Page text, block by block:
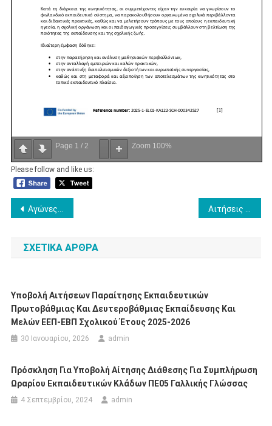
Page 1 / 2 Zoom 100%
Please follow and like us:
Πλοήγηση
άρθρων
Αγώνες ΑθλοΠΑΙΔΕΙΑΣ Ποδοσφαίρου Δημοτικών Σχολείων Εορδαίας 2025-2026 Αιτήσεις για αμοιβαία μετάθεση από σχολείο σε σχολείο περιοχής μετάθεσης ΠΕ Κοζάνης
ΣΧΕΤΙΚΆ ΆΡΘΡΑ
Υποβολή Αιτήσεων Παραίτησης Εκπαιδευτικών
Πρωτοβάθμιας Και Δευτεροβάθμιας Εκπαίδευσης Και
Μελών ΕΕΠ-ΕΒΠ Σχολικού Έτους 2025-2026
30 Ιανουαρίου, 2026 admin
Πρόσκληση Για Υποβολή Αίτησης Διάθεσης Για Συμπλήρωση
Ωραρίου Εκπαιδευτικών Κλάδων ΠΕ05 Γαλλικής Γλώσσας
4 Σεπτεμβρίου, 2024 admin